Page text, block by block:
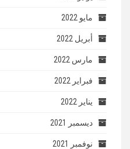
مايو 2022
أبريل 2022
مارس 2022
فبراير 2022
يناير 2022
ديسمبر 2021
نوفمبر 2021